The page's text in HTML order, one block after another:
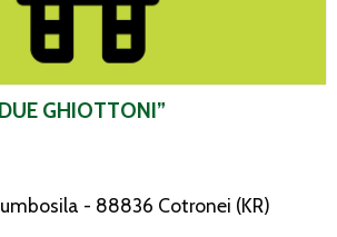
GHIOTTONI”
- 88836 Cotronei (KR)